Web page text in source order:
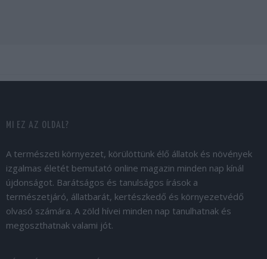
MI EZ AZ OLDAL?
A természeti környezet, körülöttünk élő állatok és növények
izgalmas életét bemutató online magazin minden nap kínál
újdonságot. Barátságos és tanulságos írások a
természetjáró, állatbarát, kertészkedő és környezetvédő
olvasó számára. A zöld hívei minden nap tanulhatnak és
megoszthatnak valami jót.